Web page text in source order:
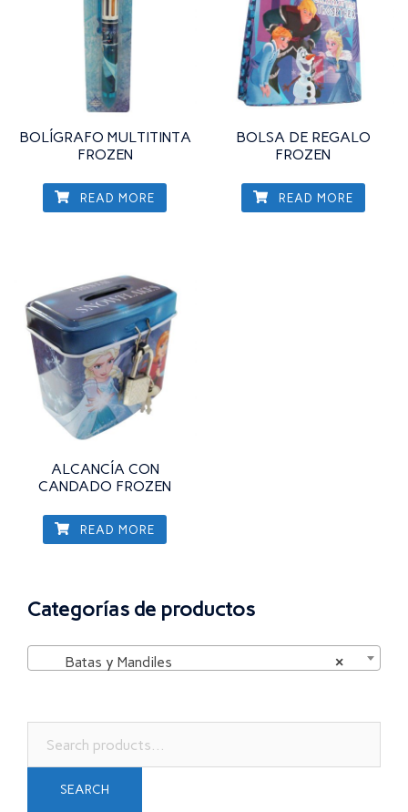
BOLÍGRAFO MULTITINTA
FROZEN
READ MORE
BOLSA DE REGALO
FROZEN
READ MORE
ALCANCÍA CON
CANDADO FROZEN
READ MORE
Categorías de productos
×
Batas y Mandiles
for:
SEARCH